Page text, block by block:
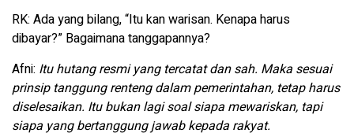
RK: Ada yang bilang, “Itu kan warisan. Kenapa harus
dibayar?” Bagaimana tanggapannya?
Afni: Itu hutang resmi yang tercatat dan sah. Maka sesuai
prinsip tanggung renteng dalam pemerintahan, tetap harus
diselesaikan. Itu bukan lagi soal siapa mewariskan, tapi
siapa yang bertanggung jawab kepada rakyat.